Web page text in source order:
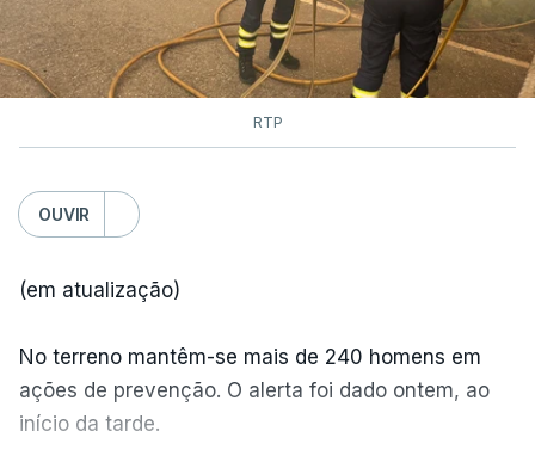
RTP
OUVIR
(em atualização)
No terreno mantêm-se mais de 240 homens em
ações de prevenção. O alerta foi dado ontem, ao
início da tarde.